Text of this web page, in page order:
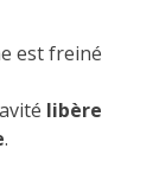
est freiné
libère
.